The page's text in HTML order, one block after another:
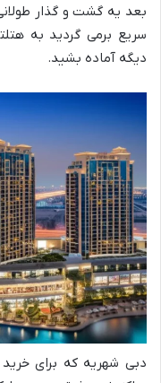
بعد یه گشت و گذار
سریع برمی گردید به
دیگه آماده بشید.
دبی شهریه که برای